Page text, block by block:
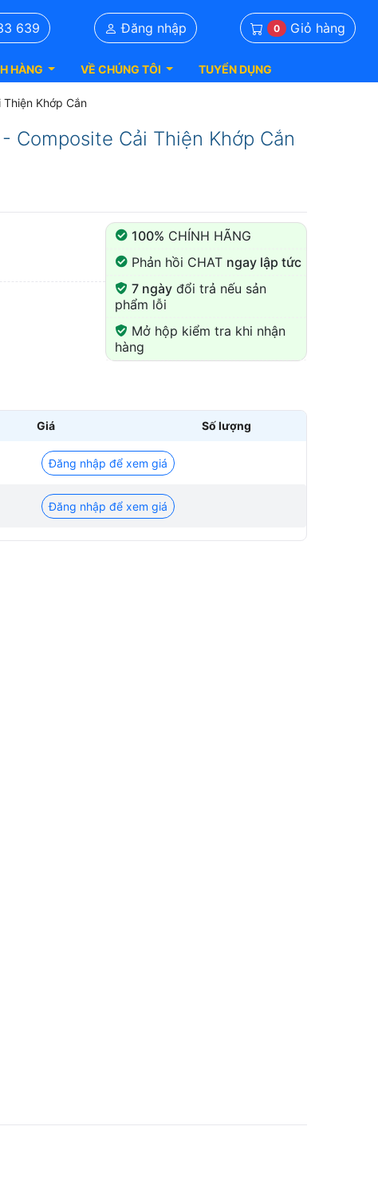
639 Đăng nhập 0 Giỏ hàng
HÀNG VỀ CHÚNG TÔI TUYỂN DỤNG
Khớp Cắn
Composite Cải Thiện Khớp Cắn
100% CHÍNH HÃNG
Phản hồi CHAT ngay lập tức
7 ngàyđổi trả nếu sản
phẩm lỗi
Mở hộp kiểm tra khi nhận
hàng
Giá Số lượng
Đăng nhập để xem giá
Đăng nhập để xem giá